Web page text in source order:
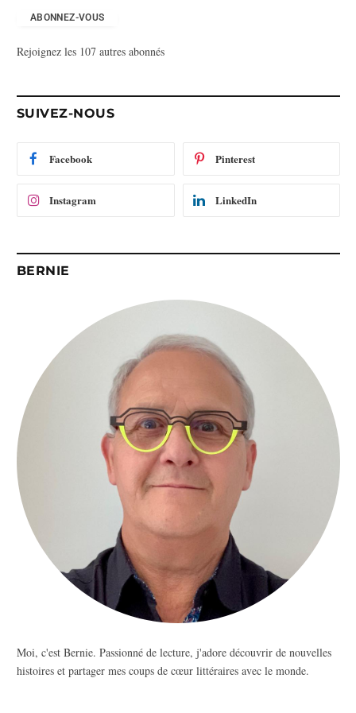
s
-
m
ABONNEZ-VOUS
Rejoignez les 107 autres abonnés
SUIVEZ-NOUS
Facebook Pinterest
Instagram LinkedIn
BERNIE
Moi, c'est Bernie. Passionné de lecture, j'adore découvrir de nouvelles
histoires et partager mes coups de cœur littéraires avec le monde.